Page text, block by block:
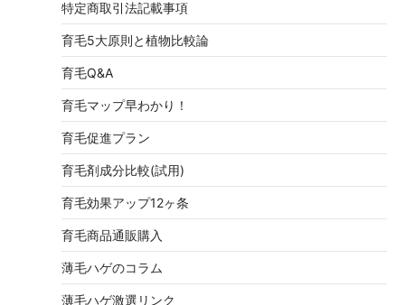
特定商取引法記載事項
育毛5大原則と植物比較論
育毛Q&A
育毛マップ早わかり！
育毛促進プラン
育毛剤成分比較(試用)
育毛効果アップ12ヶ条
育毛商品通販購入
薄毛ハゲのコラム
薄毛ハゲ激選リンク